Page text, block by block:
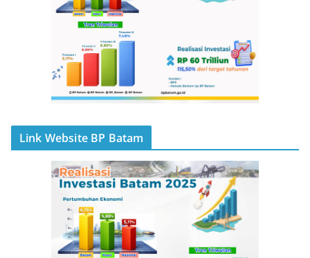
Link Website BP Batam